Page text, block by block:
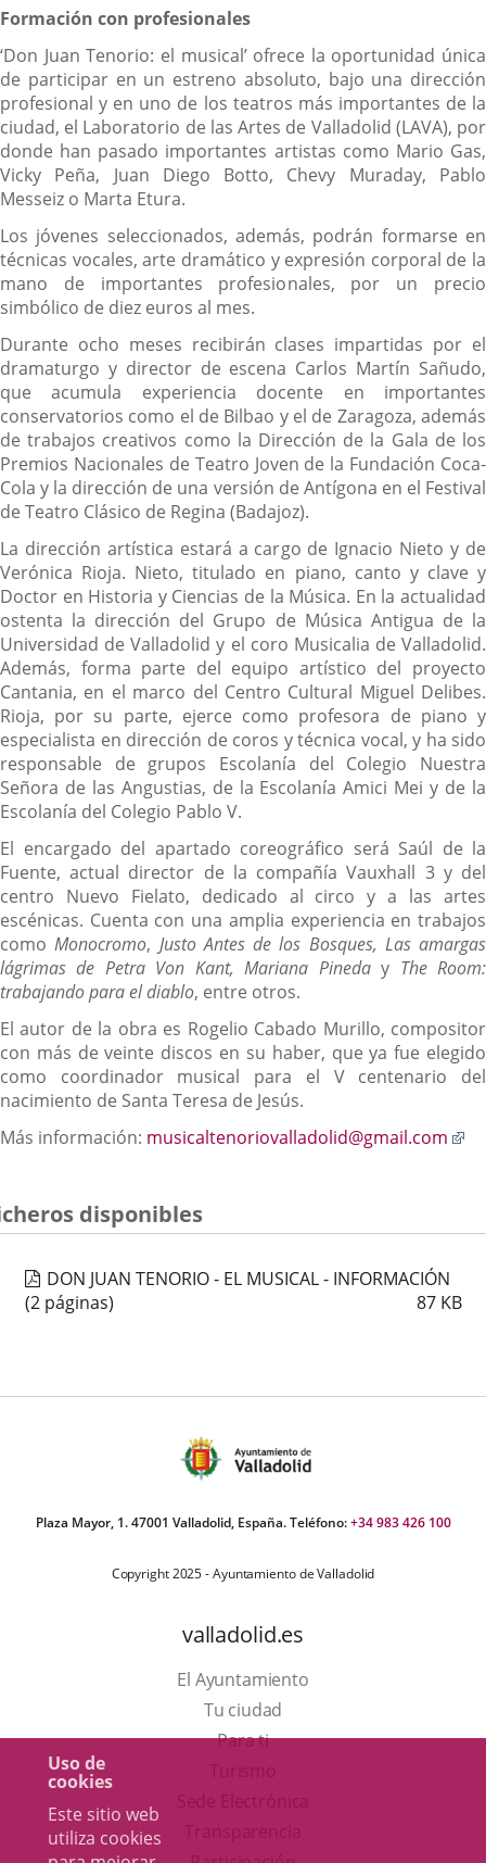
Uso de
cookies
Este sitio web
utiliza cookies
Formación con profesionales
‘Don Juan Tenorio: el musical’ ofrece la oportunidad única
de participar en un estreno absoluto, bajo una dirección
profesional y en uno de los teatros más importantes de la
ciudad, el Laboratorio de las Artes de Valladolid (LAVA), por
donde han pasado importantes artistas como Mario Gas,
Vicky Peña, Juan Diego Botto, Chevy Muraday, Pablo
Messeiz o Marta Etura.
Los jóvenes seleccionados, además, podrán formarse en
técnicas vocales, arte dramático y expresión corporal de la
mano de importantes profesionales, por un precio
simbólico de diez euros al mes.
Durante ocho meses recibirán clases impartidas por el
dramaturgo y director de escena Carlos Martín Sañudo,
que acumula experiencia docente en importantes
conservatorios como el de Bilbao y el de Zaragoza, además
de trabajos creativos como la Dirección de la Gala de los
Premios Nacionales de Teatro Joven de la Fundación Coca-
Cola y la dirección de una versión de Antígona en el Festival
de Teatro Clásico de Regina (Badajoz).
La dirección artística estará a cargo de Ignacio Nieto y de
Verónica Rioja. Nieto, titulado en piano, canto y clave y
Doctor en Historia y Ciencias de la Música. En la actualidad
ostenta la dirección del Grupo de Música Antigua de la
Universidad de Valladolid y el coro Musicalia de Valladolid.
Además, forma parte del equipo artístico del proyecto
Cantania, en el marco del Centro Cultural Miguel Delibes.
Rioja, por su parte, ejerce como profesora de piano y
especialista en dirección de coros y técnica vocal, y ha sido
responsable de grupos Escolanía del Colegio Nuestra
Señora de las Angustias, de la Escolanía Amici Mei y de la
Escolanía del Colegio Pablo V.
El encargado del apartado coreográfico será Saúl de la
Fuente, actual director de la compañía Vauxhall 3 y del
centro Nuevo Fielato, dedicado al circo y a las artes
escénicas. Cuenta con una amplia experiencia en trabajos
comoMonocromo, Justo Antes de los Bosques, Las amargas
lágrimas de Petra Von Kant, Mariana Pineday The Room:
trabajando para el diablo, entre otros.
El autor de la obra es Rogelio Cabado Murillo, compositor
con más de veinte discos en su haber, que ya fue elegido
como coordinador musical para el V centenario del
nacimiento de Santa Teresa de Jesús.
Más información: musicaltenoriovalladolid@gmail.com
disponibles
DON JUAN TENORIO - EL MUSICAL - INFORMACIÓN
87 KB
(2 páginas)
Plaza Mayor, 1. 47001 Valladolid, España. Teléfono:+34 983 426 100
Copyright 2025 - Ayuntamiento de Valladolid
valladolid.es
El Ayuntamiento
Tu ciudad
Para ti